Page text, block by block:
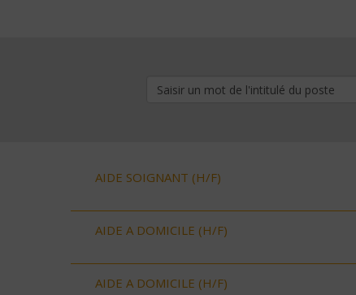
AIDE SOIGNANT (H/F)
AIDE A DOMICILE (H/F)
AIDE A DOMICILE (H/F)